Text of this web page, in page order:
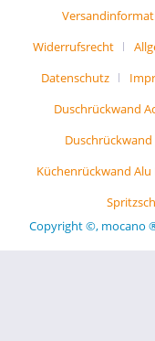
Widerrufsrecht
Datenschutz
Duschrückwand
Duschrückwand
Küchenrückwand Alu
Copyright ©, mocano